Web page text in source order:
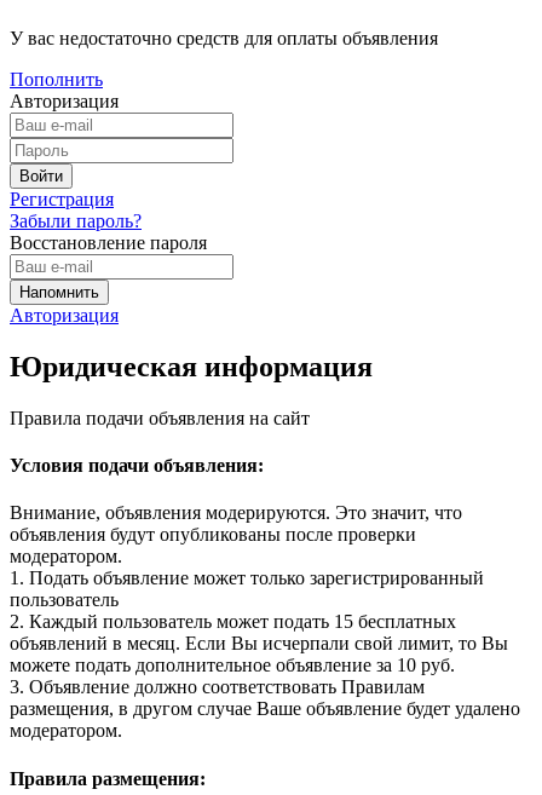
У вас недостаточно средств для оплаты объявления
Пополнить
Авторизация
Регистрация
Забыли пароль?
Восстановление пароля
Авторизация
Юридическая информация
Правила подачи объявления на сайт
Условия подачи объявления:
Внимание, объявления модерируются. Это значит, что
объявления будут опубликованы после проверки
модератором.
1. Подать объявление может только зарегистрированный
пользователь
2. Каждый пользователь может подать 15 бесплатных
объявлений в месяц. Если Вы исчерпали свой лимит, то Вы
можете подать дополнительное объявление за 10 руб.
3. Объявление должно соответствовать Правилам
размещения, в другом случае Ваше объявление будет удалено
модератором.
Правила размещения: